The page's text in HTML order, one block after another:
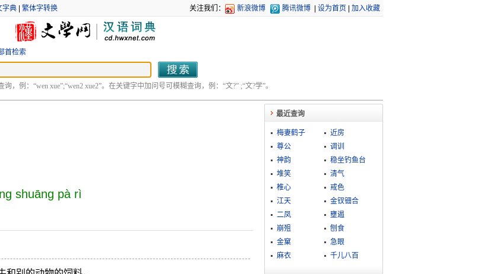
字典| 繁体字转换 关注我们： 新浪微博 腾讯微博 设为首页 加入收藏
首检索
询，例：“wen xue”;“wen2 xue2”。在关键字中加问号可模糊查询，例：“文?” ;“文?学”。
shuāng pà rì
最近查询
梅妻鹤子
近房
尊公
调训
神韵
稳坐钓鱼台
堆笑
清气
椎心
戒色
江天
金钗钿合
二凤
壅遏
崩殂
刨食
金窠
急眼
麻衣
千儿八百